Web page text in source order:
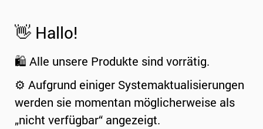
👋 Hallo!
🛍️ Alle unsere Produkte sind vorrätig.
⚙️ Aufgrund einiger Systemaktualisierungen
werden sie momentan möglicherweise als
„nicht verfügbar“ angezeigt.